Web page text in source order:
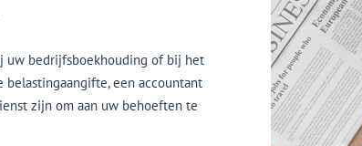
uw bedrijfsboekhouding of bij het
een accountant
zijn om aan uw behoeften te